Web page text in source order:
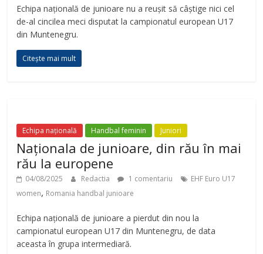
Echipa națională de junioare nu a reușit să câștige nici cel
de-al cincilea meci disputat la campionatul european U17
din Muntenegru.
Citește mai mult
Echipa națională Handbal feminin Juniori
Naționala de junioare, din rău în mai
rău la europene
04/08/2025 Redactia 1 comentariu
EHF Euro U17
women, Romania handbal junioare
Echipa națională de junioare a pierdut din nou la
campionatul european U17 din Muntenegru, de data
aceasta în grupa intermediară.